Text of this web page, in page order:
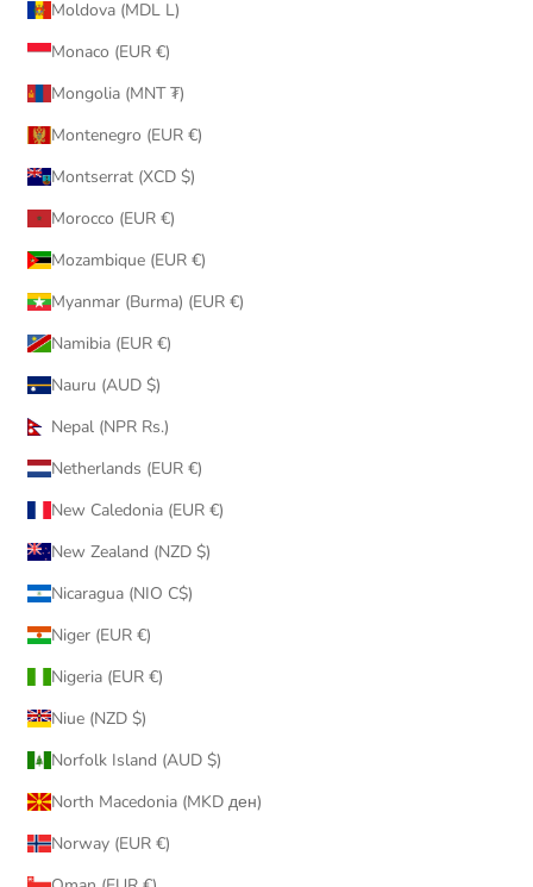
Moldova (MDL L)
Monaco (EUR €)
Mongolia (MNT ₮)
Montenegro (EUR €)
Montserrat (XCD $)
Morocco (EUR €)
Mozambique (EUR €)
Myanmar (Burma) (EUR €)
Namibia (EUR €)
Nauru (AUD $)
Nepal (NPR Rs.)
Netherlands (EUR €)
New Caledonia (EUR €)
New Zealand (NZD $)
Nicaragua (NIO C$)
Niger (EUR €)
Nigeria (EUR €)
Niue (NZD $)
Norfolk Island (AUD $)
North Macedonia (MKD ден)
Norway (EUR €)